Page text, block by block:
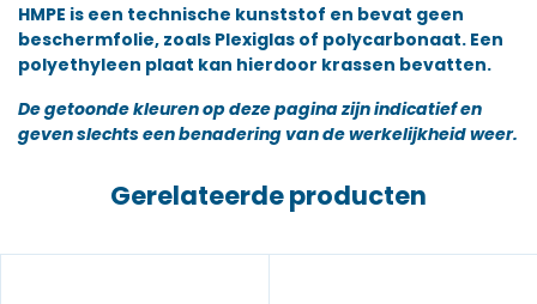
HMPE is een technische kunststof en bevat geen
beschermfolie, zoals Plexiglas of polycarbonaat. Een
polyethyleen plaat kan hierdoor krassen bevatten.
De getoonde kleuren op deze pagina zijn indicatief en
geven slechts een benadering van de werkelijkheid weer.
Gerelateerde producten